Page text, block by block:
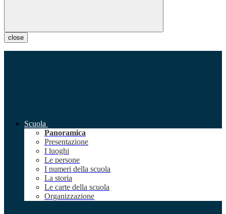
close
Scuola
Panoramica
Presentazione
I luoghi
Le persone
I numeri della scuola
La storia
Le carte della scuola
Organizzazione